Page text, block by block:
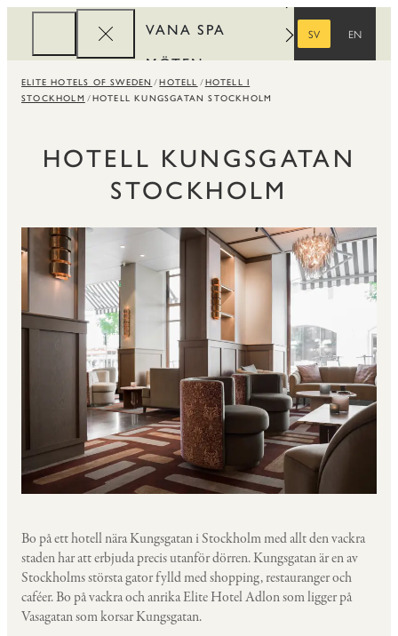
VANA SPA
MÖTEN
FÖRETAG
SV
EN
ELITE HOTELS OF SWEDEN HOTELL
HOTELL I
STOCKHOLM
HOTELL KUNGSGATAN STOCKHOLM
HOTELL KUNGSGATAN
STOCKHOLM
Bo på ett hotell nära Kungsgatan i Stockholm med allt den vackra
staden har att erbjuda precis utanför dörren. Kungsgatan är en av
Stockholms största gator fylld med shopping, restauranger och
caféer. Bo på vackra och anrika Elite Hotel Adlon som ligger på
Vasagatan som korsar Kungsgatan.